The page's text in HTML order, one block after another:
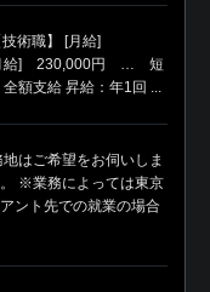
技術職】 [月給]
給] 230,000円 … 短
額支給 昇給：年1回 ...
はご希望をお伺いしま
※業務によっては東京
ント先での就業の場合